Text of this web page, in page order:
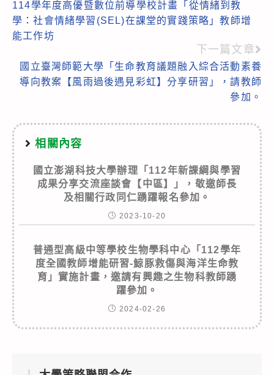
more
articles
114學年度高優暨數位前導學校計畫「從情緒到教
學：社會情緒學習(SEL)在課堂的實踐策略」教師增
能工作坊
下一篇文章
國立臺灣師範大學「生命教育議題融入綜合活動素養
導向教案【風雨過後遇見彩虹】分享研習」，請教師
參加。
相關內容
國立澎湖科技大學辦理「112年新課綱與學習
成果分享交流座談會【中區】」，敬邀師長
及相關行政同仁踴躍報名參加。
2023-10-20
普通型高級中等學校生物學科中心「112學年
度全國教師增能研習-鯨豚救傷與海洋生命教
育」實施計畫，邀請有興趣之生物科教師踴
躍參加。
2024-02-26